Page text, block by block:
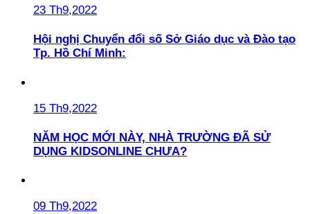
23 Th9,2022
Hội nghị Chuyển đổi số Sở Giáo dục và Đào tạo
Tp. Hồ Chí Minh:
15 Th9,2022
NĂM HỌC MỚI NÀY, NHÀ TRƯỜNG ĐÃ SỬ
DỤNG KIDSONLINE CHƯA?
09 Th9,2022